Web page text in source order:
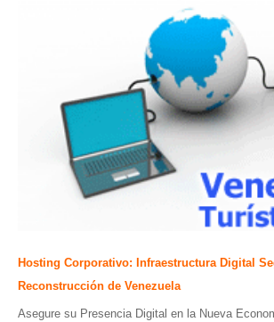
Parque Nacional Sierra Nevada
Parque Nacional Cinaruco-Capanaparo
Parque Nacional Parima-Tapirapeco
Parque Nacional Jaua-Sarisariñama
Ecoturismo en Venezuela
Montañas y Llanos
Zona Costera Venezolana
Hosting Corporativo: Infraestructura Digital
Reconstrucción de Venezuela
Asegure su Presencia Digital en la Nueva